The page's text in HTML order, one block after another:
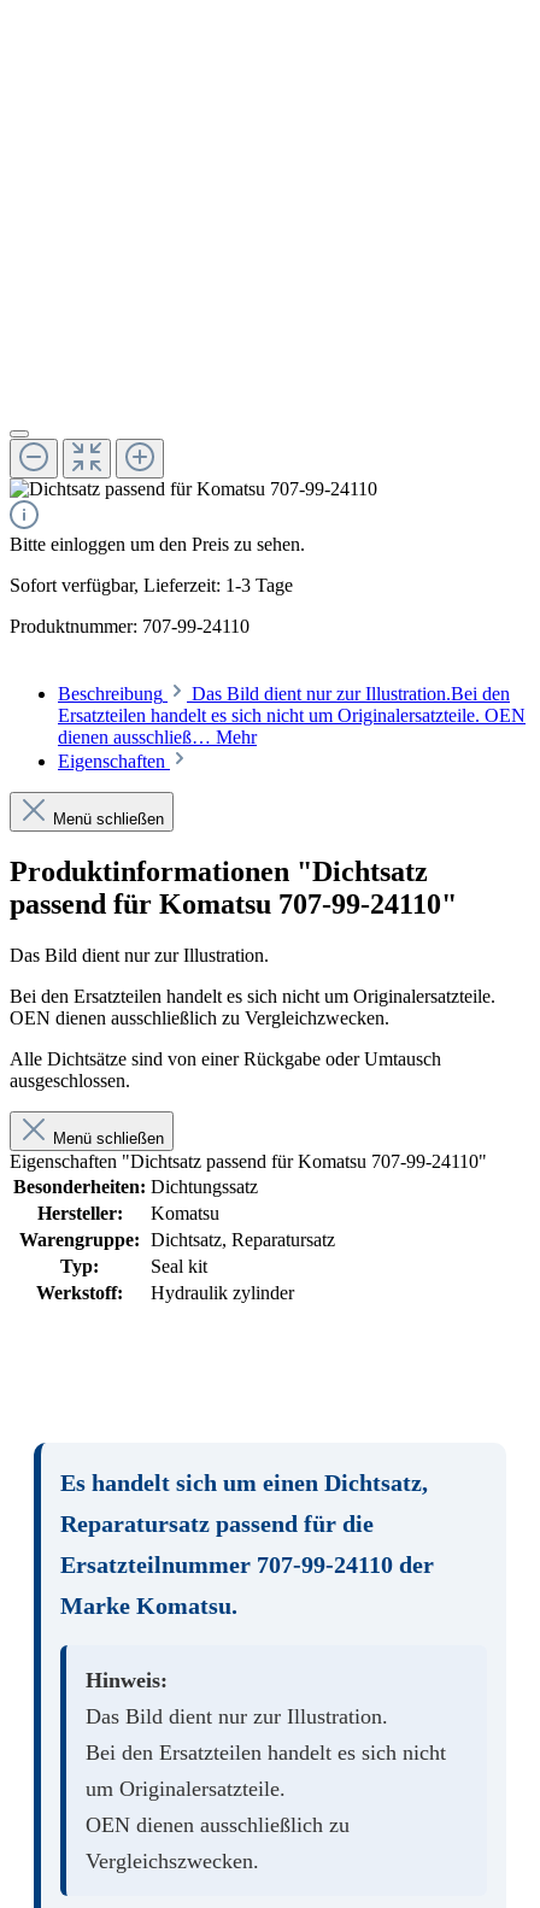
Bitte einloggen um den Preis zu sehen.
Sofort verfügbar, Lieferzeit: 1-3 Tage
Produktnummer: 707-99-24110
Beschreibung
Das Bild dient nur zur Illustration.Bei den
Ersatzteilen handelt es sich nicht um Originalersatzteile. OEN
dienen ausschließ… Mehr
Eigenschaften
Menü schließen
Produktinformationen "Dichtsatz
passend für Komatsu 707-99-24110"
Das Bild dient nur zur Illustration.
Bei den Ersatzteilen handelt es sich nicht um Originalersatzteile.
OEN dienen ausschließlich zu Vergleichzwecken.
Alle Dichtsätze sind von einer Rückgabe oder Umtausch
ausgeschlossen.
Menü schließen
Eigenschaften "Dichtsatz passend für Komatsu 707-99-24110"
Besonderheiten: Dichtungssatz
Hersteller:
Komatsu
Warengruppe: Dichtsatz, Reparatursatz
Typ:
Seal kit
Werkstoff:
Hydraulik zylinder
Es handelt sich um einen Dichtsatz,
Reparatursatz passend für die
Ersatzteilnummer 707-99-24110 der
Marke Komatsu.
Hinweis:
Das Bild dient nur zur Illustration.
Bei den Ersatzteilen handelt es sich nicht
um Originalersatzteile.
OEN dienen ausschließlich zu
Vergleichszwecken.